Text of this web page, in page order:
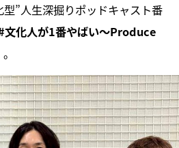
”人生深掘りポッドキャスト番
文化人が1番やばい〜Produce
。